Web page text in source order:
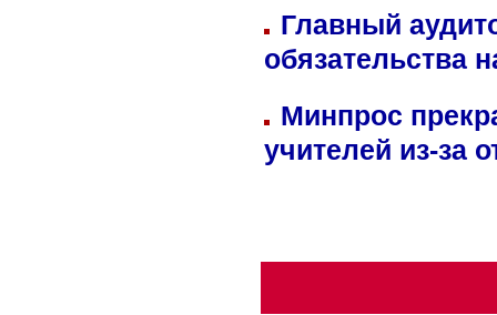
Главный
обязательства
Минпрос
учителей из-за